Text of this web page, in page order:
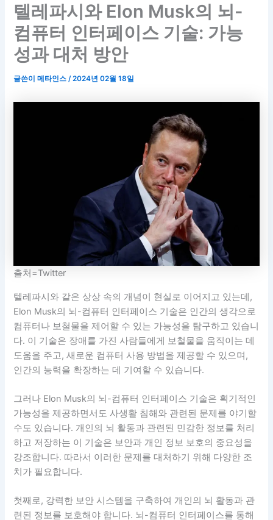
텔레파시와 Elon Musk의 뇌-
컴퓨터 인터페이스 기술: 가능
성과 대처 방안
글쓴이메타인스/2024년 02월 18일
출처=Twitter
텔레파시와 같은 상상 속의 개념이 현실로 이어지고 있는데,
Elon Musk의 뇌-컴퓨터 인터페이스 기술은 인간의 생각으로
컴퓨터나 보철물을 제어할 수 있는 가능성을 탐구하고 있습니
다. 이 기술은 장애를 가진 사람들에게 보철물을 움직이는 데
도움을 주고, 새로운 컴퓨터 사용 방법을 제공할 수 있으며,
인간의 능력을 확장하는 데 기여할 수 있습니다.
그러나 Elon Musk의 뇌-컴퓨터 인터페이스 기술은 획기적인
가능성을 제공하면서도 사생활 침해와 관련된 문제를 야기할
수도 있습니다. 개인의 뇌 활동과 관련된 민감한 정보를 처리
하고 저장하는 이 기술은 보안과 개인 정보 보호의 중요성을
강조합니다. 따라서 이러한 문제를 대처하기 위해 다양한 조
치가 필요합니다.
첫째로, 강력한 보안 시스템을 구축하여 개인의 뇌 활동과 관
련된 정보를 보호해야 합니다. 뇌-컴퓨터 인터페이스를 통해